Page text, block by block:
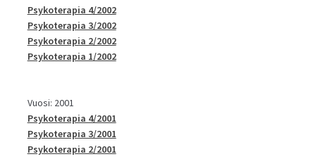
Psykoterapia 4/2002
Psykoterapia 3/2002
Psykoterapia 2/2002
Psykoterapia 1/2002
Vuosi: 2001
Psykoterapia 4/2001
Psykoterapia 3/2001
Psykoterapia 2/2001